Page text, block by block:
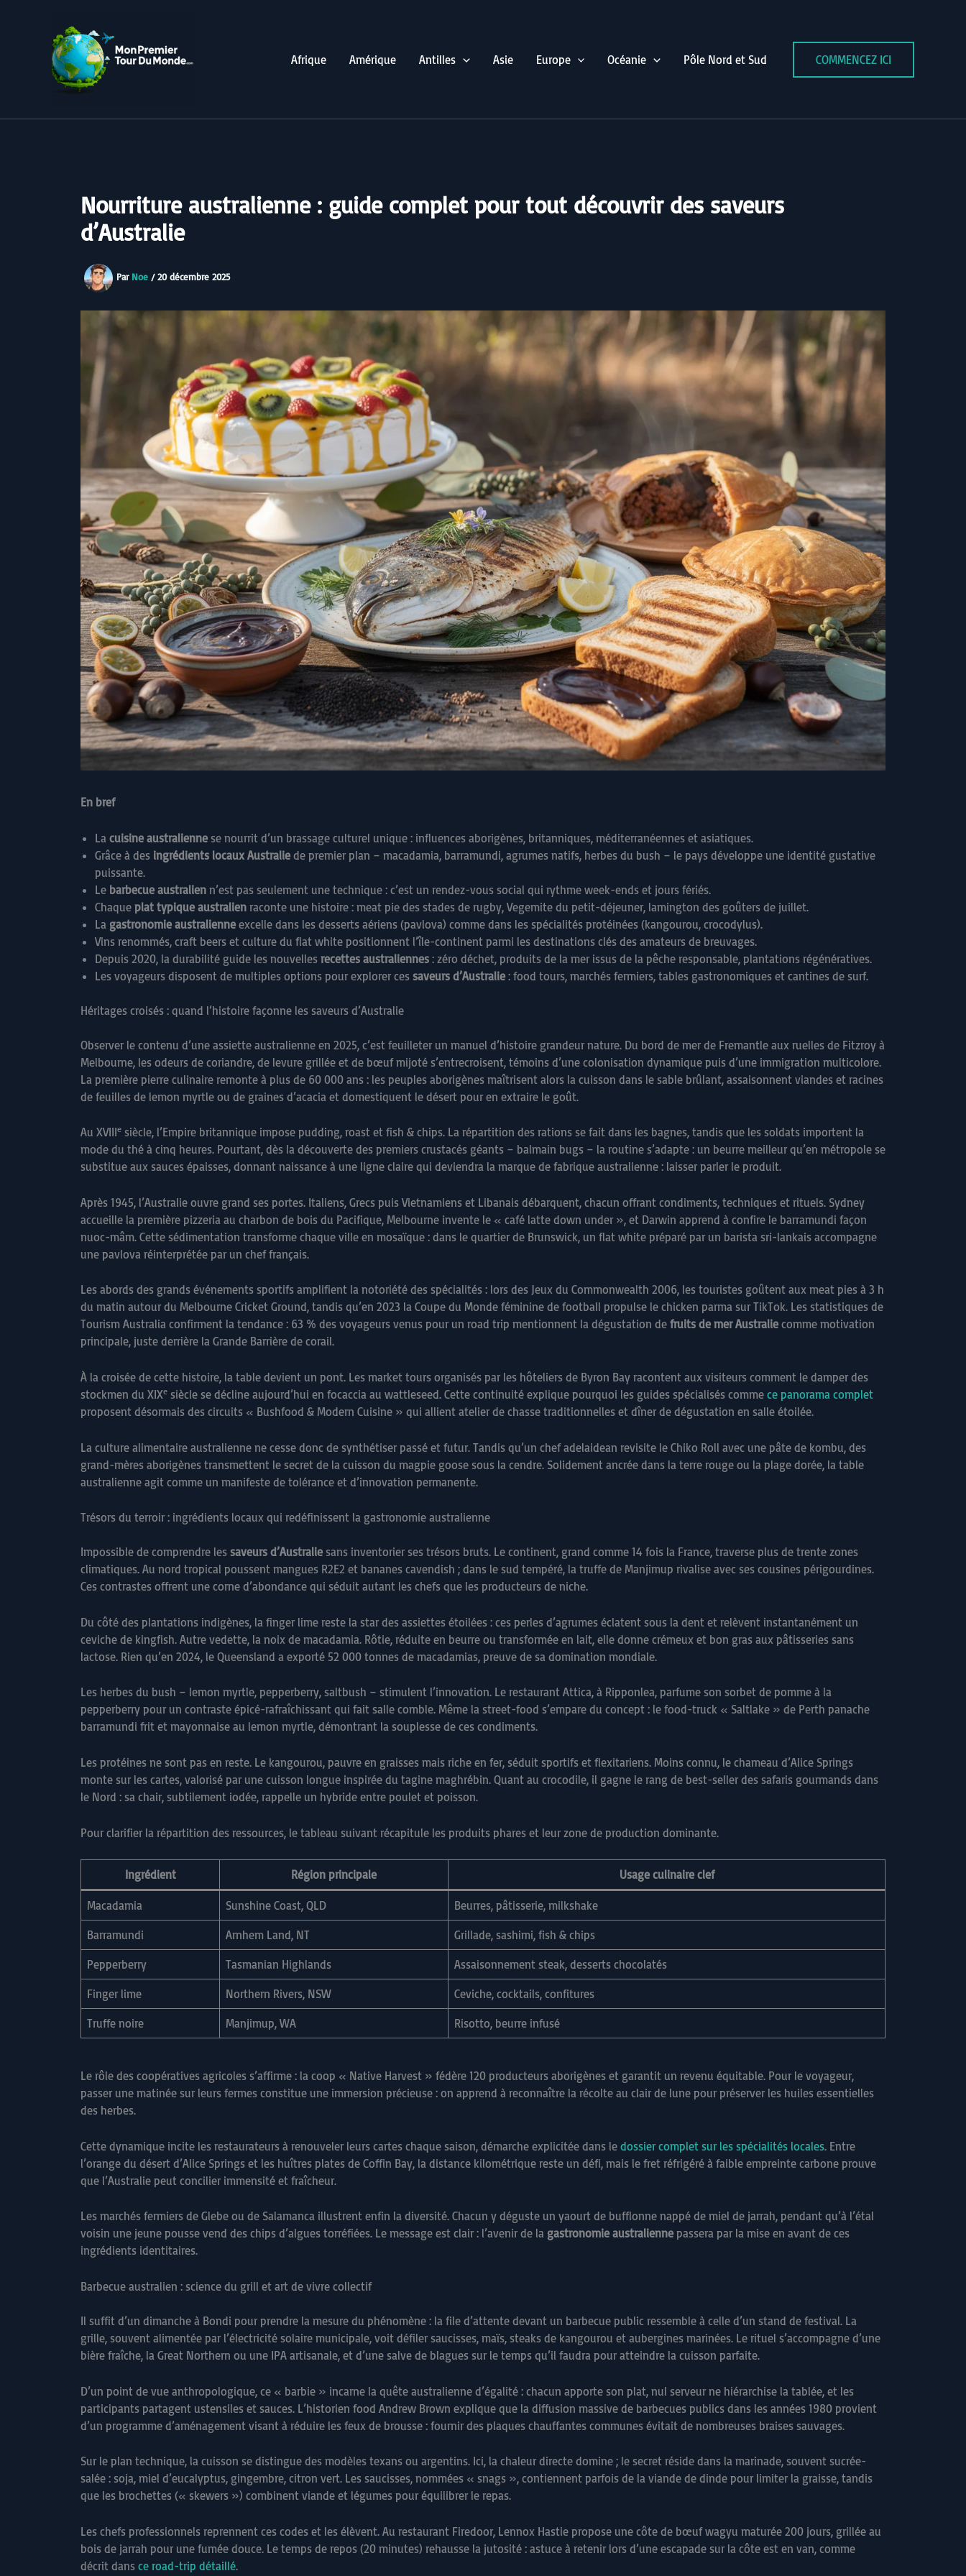
Afrique
Amérique Antilles Asie Europe Océanie Pôle Nord et Sud COMMENCEZ ICI
Nourriture australienne : guide complet pour tout découvrir des saveurs
d’Australie
Par Noe /20 décembre 2025
En bref
La cuisine australienne se nourrit d’un brassage culturel unique : influences aborigènes, britanniques, méditerranéennes et asiatiques.
Grâce à des ingrédients locaux Australie de premier plan – macadamia, barramundi, agrumes natifs, herbes du bush – le pays développe une identité gustative
puissante.
Le barbecue australien n’est pas seulement une technique : c’est un rendez-vous social qui rythme week-ends et jours fériés.
Chaque plat typique australien raconte une histoire : meat pie des stades de rugby, Vegemite du petit-déjeuner, lamington des goûters de juillet.
La gastronomie australienne excelle dans les desserts aériens (pavlova) comme dans les spécialités protéinées (kangourou, crocodylus).
Vins renommés, craft beers et culture du flat white positionnent l’île-continent parmi les destinations clés des amateurs de breuvages.
Depuis 2020, la durabilité guide les nouvelles recettes australiennes : zéro déchet, produits de la mer issus de la pêche responsable, plantations régénératives.
Les voyageurs disposent de multiples options pour explorer ces saveurs d’Australie : food tours, marchés fermiers, tables gastronomiques et cantines de surf.
Héritages croisés : quand l’histoire façonne les saveurs d’Australie
Observer le contenu d’une assiette australienne en 2025, c’est feuilleter un manuel d’histoire grandeur nature. Du bord de mer de Fremantle aux ruelles de Fitzroy à
Melbourne, les odeurs de coriandre, de levure grillée et de bœuf mijoté s’entrecroisent, témoins d’une colonisation dynamique puis d’une immigration multicolore.
La première pierre culinaire remonte à plus de 60 000 ans : les peuples aborigènes maîtrisent alors la cuisson dans le sable brûlant, assaisonnent viandes et racines
de feuilles de lemon myrtle ou de graines d’acacia et domestiquent le désert pour en extraire le goût.
Au XVIIIe siècle, l’Empire britannique impose pudding, roast et fish & chips. La répartition des rations se fait dans les bagnes, tandis que les soldats importent la
mode du thé à cinq heures. Pourtant, dès la découverte des premiers crustacés géants – balmain bugs – la routine s’adapte : un beurre meilleur qu’en métropole se
substitue aux sauces épaisses, donnant naissance à une ligne claire qui deviendra la marque de fabrique australienne : laisser parler le produit.
Après 1945, l’Australie ouvre grand ses portes. Italiens, Grecs puis Vietnamiens et Libanais débarquent, chacun offrant condiments, techniques et rituels. Sydney
accueille la première pizzeria au charbon de bois du Pacifique, Melbourne invente le « café latte down under », et Darwin apprend à confire le barramundi façon
nuoc-mâm. Cette sédimentation transforme chaque ville en mosaïque : dans le quartier de Brunswick, un flat white préparé par un barista sri-lankais accompagne
une pavlova réinterprétée par un chef français.
Les abords des grands événements sportifs amplifient la notoriété des spécialités : lors des Jeux du Commonwealth 2006, les touristes goûtent aux meat pies à 3 h
du matin autour du Melbourne Cricket Ground, tandis qu’en 2023 la Coupe du Monde féminine de football propulse le chicken parma sur TikTok. Les statistiques de
Tourism Australia confirment la tendance : 63 % des voyageurs venus pour un road trip mentionnent la dégustation de fruits de mer Australie comme motivation
principale, juste derrière la Grande Barrière de corail.
À la croisée de cette histoire, la table devient un pont. Les market tours organisés par les hôteliers de Byron Bay racontent aux visiteurs comment le damper des
stockmen du XIXe siècle se décline aujourd’hui en focaccia au wattleseed. Cette continuité explique pourquoi les guides spécialisés comme ce panorama complet
proposent désormais des circuits « Bushfood & Modern Cuisine » qui allient atelier de chasse traditionnelles et dîner de dégustation en salle étoilée.
La culture alimentaire australienne ne cesse donc de synthétiser passé et futur. Tandis qu’un chef adelaidean revisite le Chiko Roll avec une pâte de kombu, des
grand-mères aborigènes transmettent le secret de la cuisson du magpie goose sous la cendre. Solidement ancrée dans la terre rouge ou la plage dorée, la table
australienne agit comme un manifeste de tolérance et d’innovation permanente.
Trésors du terroir : ingrédients locaux qui redéfinissent la gastronomie australienne
Impossible de comprendre les saveurs d’Australie sans inventorier ses trésors bruts. Le continent, grand comme 14 fois la France, traverse plus de trente zones
climatiques. Au nord tropical poussent mangues R2E2 et bananes cavendish ; dans le sud tempéré, la truffe de Manjimup rivalise avec ses cousines périgourdines.
Ces contrastes offrent une corne d’abondance qui séduit autant les chefs que les producteurs de niche.
Du côté des plantations indigènes, la finger lime reste la star des assiettes étoilées : ces perles d’agrumes éclatent sous la dent et relèvent instantanément un
ceviche de kingfish. Autre vedette, la noix de macadamia. Rôtie, réduite en beurre ou transformée en lait, elle donne crémeux et bon gras aux pâtisseries sans
lactose. Rien qu’en 2024, le Queensland a exporté 52 000 tonnes de macadamias, preuve de sa domination mondiale.
Les herbes du bush – lemon myrtle, pepperberry, saltbush – stimulent l’innovation. Le restaurant Attica, à Ripponlea, parfume son sorbet de pomme à la
pepperberry pour un contraste épicé-rafraîchissant qui fait salle comble. Même la street-food s’empare du concept : le food-truck « Saltlake » de Perth panache
barramundi frit et mayonnaise au lemon myrtle, démontrant la souplesse de ces condiments.
Les protéines ne sont pas en reste. Le kangourou, pauvre en graisses mais riche en fer, séduit sportifs et flexitariens. Moins connu, le chameau d’Alice Springs
monte sur les cartes, valorisé par une cuisson longue inspirée du tagine maghrébin. Quant au crocodile, il gagne le rang de best-seller des safaris gourmands dans
le Nord : sa chair, subtilement iodée, rappelle un hybride entre poulet et poisson.
Pour clarifier la répartition des ressources, le tableau suivant récapitule les produits phares et leur zone de production dominante.
Ingrédient Région principale Usage culinaire clef
Macadamia Sunshine Coast, QLD Beurres, pâtisserie, milkshake
Barramundi Arnhem Land, NT Grillade, sashimi, fish & chips
Pepperberry Tasmanian Highlands Assaisonnement steak, desserts chocolatés
Finger lime Northern Rivers, NSW Ceviche, cocktails, confitures
Truffe noire Manjimup, WA Risotto, beurre infusé
Le rôle des coopératives agricoles s’affirme : la coop « Native Harvest » fédère 120 producteurs aborigènes et garantit un revenu équitable. Pour le voyageur,
passer une matinée sur leurs fermes constitue une immersion précieuse : on apprend à reconnaître la récolte au clair de lune pour préserver les huiles essentielles
des herbes.
Cette dynamique incite les restaurateurs à renouveler leurs cartes chaque saison, démarche explicitée dans le dossier complet sur les spécialités locales. Entre
l’orange du désert d’Alice Springs et les huîtres plates de Coffin Bay, la distance kilométrique reste un défi, mais le fret réfrigéré à faible empreinte carbone prouve
que l’Australie peut concilier immensité et fraîcheur.
Les marchés fermiers de Glebe ou de Salamanca illustrent enfin la diversité. Chacun y déguste un yaourt de bufflonne nappé de miel de jarrah, pendant qu’à l’étal
voisin une jeune pousse vend des chips d’algues torréfiées. Le message est clair : l’avenir de la gastronomie australienne passera par la mise en avant de ces
ingrédients identitaires.
Barbecue australien : science du grill et art de vivre collectif
Il suffit d’un dimanche à Bondi pour prendre la mesure du phénomène : la file d’attente devant un barbecue public ressemble à celle d’un stand de festival. La
grille, souvent alimentée par l’électricité solaire municipale, voit défiler saucisses, maïs, steaks de kangourou et aubergines marinées. Le rituel s’accompagne d’une
bière fraîche, la Great Northern ou une IPA artisanale, et d’une salve de blagues sur le temps qu’il faudra pour atteindre la cuisson parfaite.
D’un point de vue anthropologique, ce « barbie » incarne la quête australienne d’égalité : chacun apporte son plat, nul serveur ne hiérarchise la tablée, et les
participants partagent ustensiles et sauces. L’historien food Andrew Brown explique que la diffusion massive de barbecues publics dans les années 1980 provient
d’un programme d’aménagement visant à réduire les feux de brousse : fournir des plaques chauffantes communes évitait de nombreuses braises sauvages.
Sur le plan technique, la cuisson se distingue des modèles texans ou argentins. Ici, la chaleur directe domine ; le secret réside dans la marinade, souvent sucrée-
salée : soja, miel d’eucalyptus, gingembre, citron vert. Les saucisses, nommées « snags », contiennent parfois de la viande de dinde pour limiter la graisse, tandis
que les brochettes (« skewers ») combinent viande et légumes pour équilibrer le repas.
Les chefs professionnels reprennent ces codes et les élèvent. Au restaurant Firedoor, Lennox Hastie propose une côte de bœuf wagyu maturée 200 jours, grillée au
bois de jarrah pour une fumée douce. Le temps de repos (20 minutes) rehausse la jutosité : astuce à retenir lors d’une escapade sur la côte est en van, comme
décrit dans ce road-trip détaillé.